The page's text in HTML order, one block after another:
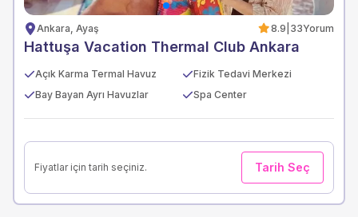
Ankara, Ayaş 8.9 33Yorum
Hattuşa Vacation Thermal Club Ankara
Açık Karma Termal Havuz
Fizik Tedavi Merkezi
Bay Bayan Ayrı Havuzlar
Spa Center
Fiyatlar için tarih seçiniz. Tarih Seç